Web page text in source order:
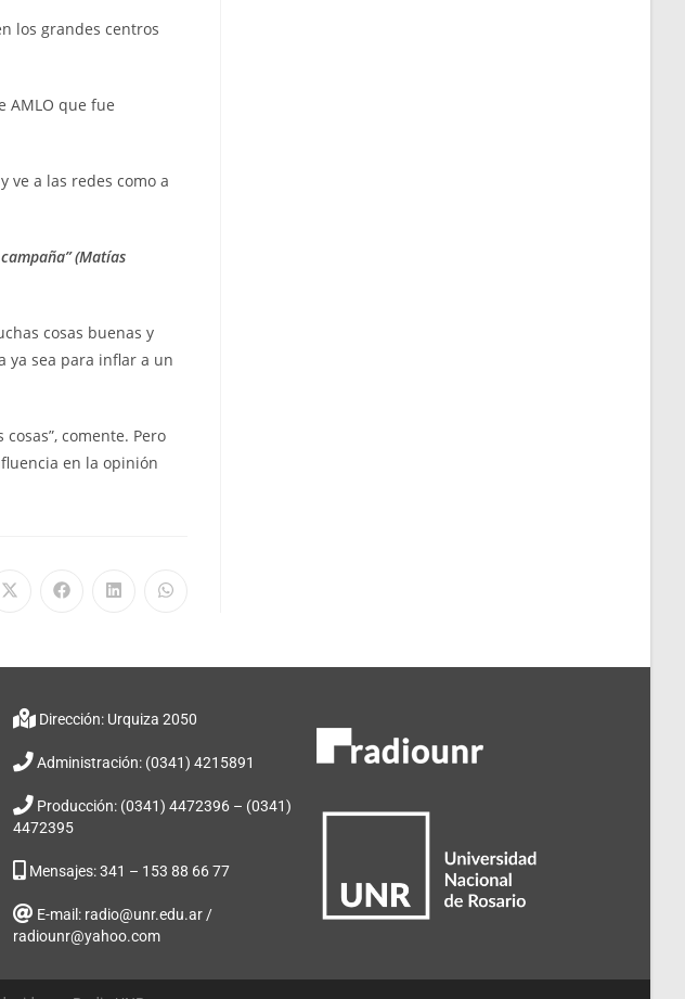
los grandes centros
AMLO que fue
ve a las redes como a
(Matías
cosas buenas y
ya sea para inflar a un
comente. Pero
en la opinión
Dirección: Urquiza 2050
Administración: (0341) 4215891
Producción: (0341) 4472396 – (0341)
4472395
Mensajes: 341 – 153 88 66 77
E-mail: radio@unr.edu.ar /
radiounr@yahoo.com